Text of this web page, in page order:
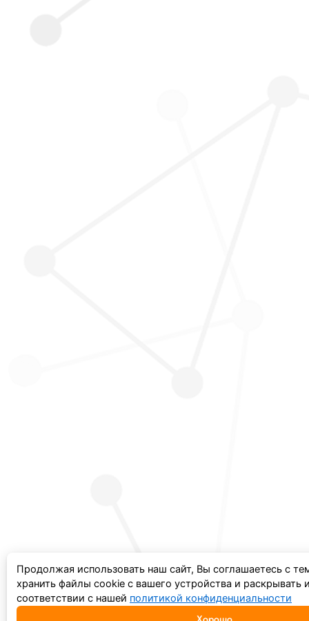
Продолжая использовать наш сайт, Вы соглашаетесь с
хранить файлы cookie с вашего устройства и
соответствии с нашей политикой конфиденциальности